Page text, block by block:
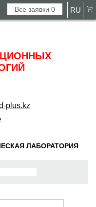
Все заявки0 RU
plus.kz
ЛАБОРАТОРИЯ